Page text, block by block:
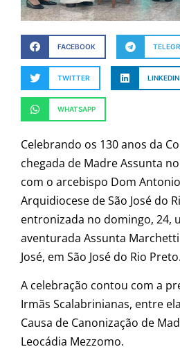
FACEBOOK
TWITTER LINKEDIN
WHATSAPP
Celebrando os 130 anos da
chegada de Madre Assunta
com o arcebispo Dom
Arquidiocese de São José do
entronizada no domingo, 24,
aventurada Assunta
José, em São José do Rio Preto.
A celebração contou com a
Irmãs Scalabrinianas, entre
Causa de Canonização de
Leocádia Mezzomo.